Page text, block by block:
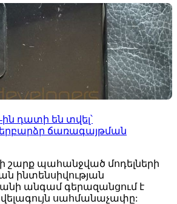
ին դատի են տվել՝
ճառագայթման
շարք պահանջված մոդելների
ինտենսիվության
անգամ գերազանցում է
սահմանաչափը: